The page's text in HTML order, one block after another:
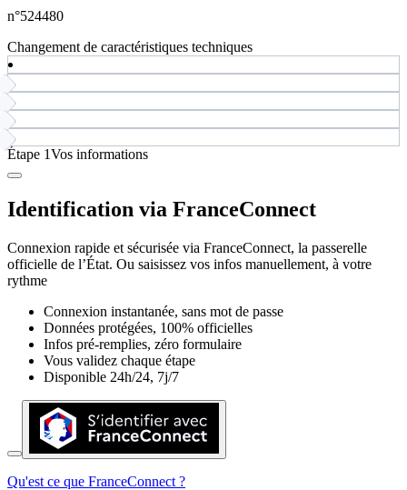
n°524480
Changement de caractéristiques techniques
Étape 1Vos informations
Identification via FranceConnect
Connexion rapide et sécurisée via FranceConnect, la passerelle
officielle de l’État. Ou saisissez vos infos manuellement, à votre
rythme
Connexion instantanée, sans mot de passe
Données protégées, 100% officielles
Infos pré-remplies, zéro formulaire
Vous validez chaque étape
Disponible 24h/24, 7j/7
Qu'est ce que FranceConnect ?